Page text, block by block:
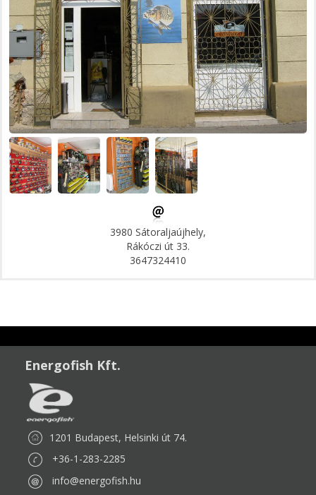
3980 Sátoraljaújhely,
Rákóczi út 33.
3647324410
Energofish Kft.
1201 Budapest, Helsinki út 74.
+36-1-283-2285
info@energofish.hu